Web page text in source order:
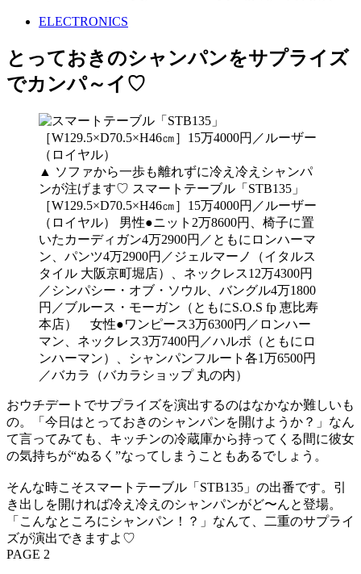
ELECTRONICS
とっておきのシャンパンをサプライズ
でカンパ～イ♡
▲ ソファから一歩も離れずに冷え冷えシャンパ
ンが注げます♡ スマートテーブル「STB135」
［W129.5×D70.5×H46㎝］15万4000円／ルーザー
（ロイヤル） 男性●ニット2万8600円、椅子に置
いたカーディガン4万2900円／ともにロンハーマ
ン、パンツ4万2900円／ジェルマーノ（イタルス
タイル 大阪京町堀店）、ネックレス12万4300円
／シンパシー・オブ・ソウル、バングル4万1800
円／ブルース・モーガン（ともにS.O.S fp 恵比寿
本店） 女性●ワンピース3万6300円／ロンハー
マン、ネックレス3万7400円／ハルポ（ともにロ
ンハーマン）、シャンパンフルート各1万6500円
／バカラ（バカラショップ 丸の内）
おウチデートでサプライズを演出するのはなかなか難しいも
の。「今日はとっておきのシャンパンを開けようか？」なん
て言ってみても、キッチンの冷蔵庫から持ってくる間に彼女
の気持ちが“ぬるく”なってしまうこともあるでしょう。
そんな時こそスマートテーブル「STB135」の出番です。引
き出しを開ければ冷え冷えのシャンパンがど〜んと登場。
「こんなところにシャンパン！？」なんて、二重のサプライ
ズが演出できますよ♡
PAGE 2